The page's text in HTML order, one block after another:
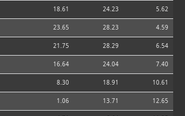
18.61 24.23 5.62
23.65 28.23 4.59
21.75 28.29 6.54
16.64 24.04 7.40
8.30 18.91 10.61
1.06 13.71 12.65